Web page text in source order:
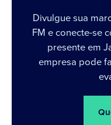
Divulgue sua
FM e conecte-se
presente em
empresa pode